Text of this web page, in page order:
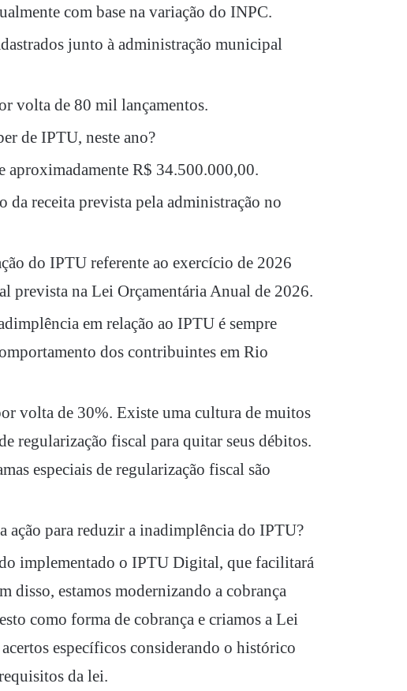
com base na variação do INPC.
junto à administração municipal
volta de 80 mil lançamentos.
de IPTU, neste ano?
aproximadamente R$ 34.500.000,00.
da receita prevista pela administração no
do IPTU referente ao exercício de 2026
prevista na Lei Orçamentária Anual de 2026.
em relação ao IPTU é sempre
dos contribuintes em Rio
volta de 30%. Existe uma cultura de muitos
regularização fiscal para quitar seus débitos.
especiais de regularização fiscal são
ação para reduzir a inadimplência do IPTU?
implementado o IPTU Digital, que facilitará
disso, estamos modernizando a cobrança
como forma de cobrança e criamos a Lei
específicos considerando o histórico
da lei.